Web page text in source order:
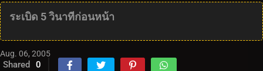
ระเบิด 5 วินาทีก่อนหน้า
Aug. 06, 2005
Shared 0